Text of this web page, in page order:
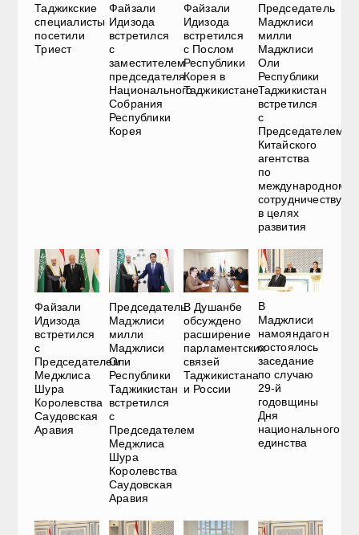
Таджикские
специалисты
посетили
Триест
Файзали
Идизода
встретился
с
заместителем
председателя
Национального
Собрания
Республики
Корея
Файзали
Идизода
встретился
с Послом
Республики
Корея в
Таджикистане
Председатель
Маджлиси
милли
Маджлиси
Оли
Республики
Таджикистан
встретился
с
Председателем
Китайского
агентства
по
международному
сотрудничеству
в целях
развития
Файзали
Идизода
встретился
с
Председателем
Меджлиса
Шура
Королевства
Саудовская
Аравия
Председатель
Маджлиси
милли
Маджлиси
Оли
Республики
Таджикистан
встретился
с
Председателем
Меджлиса
Шура
Королевства
Саудовская
Аравия
В Душанбе
обсуждено
расширение
парламентских
связей
Таджикистана
и России
В
Маджлиси
намояндагон
состоялось
заседание
по случаю
29-й
годовщины
Дня
национального
единства